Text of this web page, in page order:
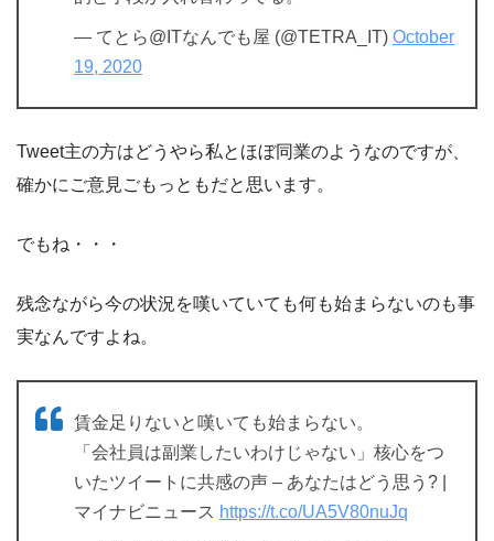
— てとら@ITなんでも屋 (@TETRA_IT) October
19, 2020
Tweet主の方はどうやら私とほぼ同業のようなのですが、
確かにご意見ごもっともだと思います。
でもね・・・
残念ながら今の状況を嘆いていても何も始まらないのも事
実なんですよね。
賃金足りないと嘆いても始まらない。
「会社員は副業したいわけじゃない」核心をつ
いたツイートに共感の声 – あなたはどう思う? |
マイナビニュース https://t.co/UA5V80nuJq